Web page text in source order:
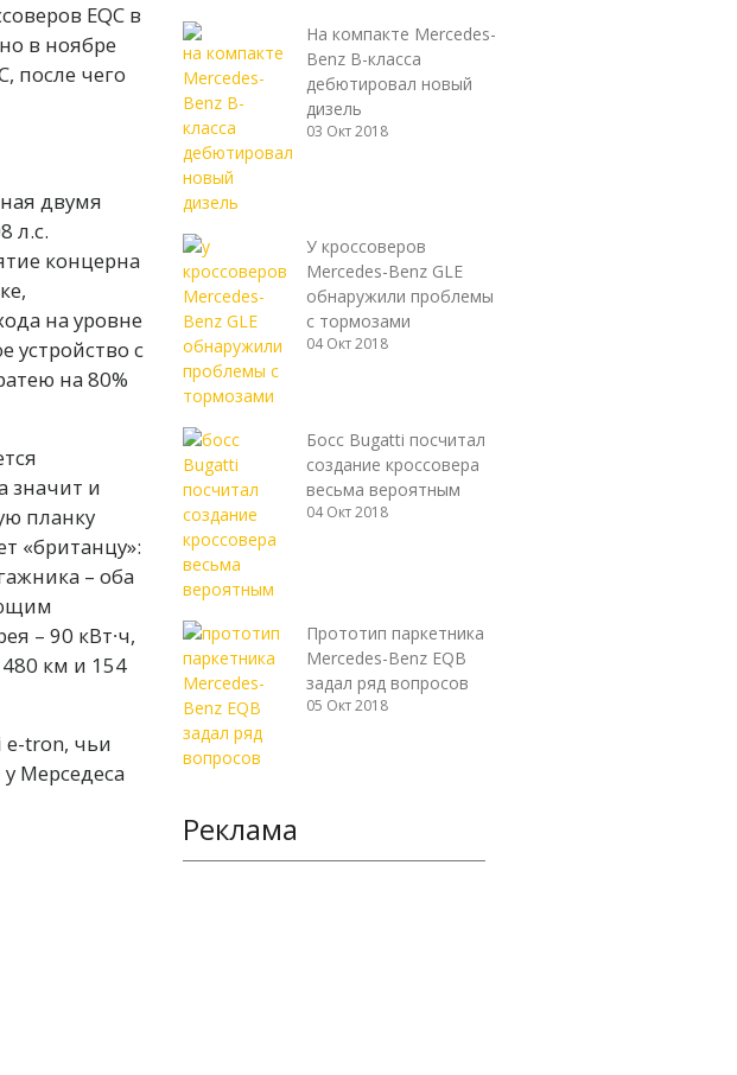
EQC в
в ноябре
после чего
двумя
л.с.
концерна
на уровне
устройство с
на 80%
значит и
планку
«британцу»:
– оба
– 90 кВт∙ч,
км и 154
e-tron, чьи
Мерседеса
На компакте Mercedes-
Benz B-класса
дебютировал новый
дизель
03 Окт 2018
У кроссоверов
Mercedes-Benz GLE
обнаружили проблемы
с тормозами
04 Окт 2018
Босс Bugatti посчитал
создание кроссовера
весьма вероятным
04 Окт 2018
Прототип паркетника
Mercedes-Benz EQB
задал ряд вопросов
05 Окт 2018
Реклама